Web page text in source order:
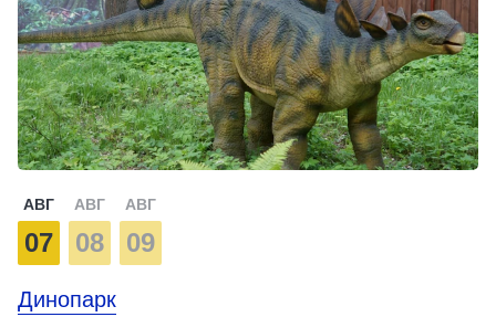
АВГ
07
АВГ
08
АВГ
09
Динопарк